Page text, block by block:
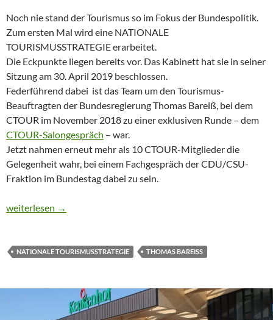
Noch nie stand der Tourismus so im Fokus der Bundespolitik.
Zum ersten Mal wird eine NATIONALE
TOURISMUSSTRATEGIE erarbeitet.
Die Eckpunkte liegen bereits vor. Das Kabinett hat sie in seiner
Sitzung am 30. April 2019 beschlossen.
Federführend dabei ist das Team um den Tourismus-
Beauftragten der Bundesregierung Thomas Bareiß, bei dem
CTOUR im November 2018 zu einer exklusiven Runde – dem
CTOUR-Salongespräch – war.
Jetzt nahmen erneut mehr als 10 CTOUR-Mitglieder die
Gelegenheit wahr, bei einem Fachgespräch der CDU/CSU-
Fraktion im Bundestag dabei zu sein.
CTOUR vor Ort: Nationale Tourismusstrategie – Wohin geht die
weiterlesen →
NATIONALE TOURISMUSSTRATEGIE THOMAS BAREISS